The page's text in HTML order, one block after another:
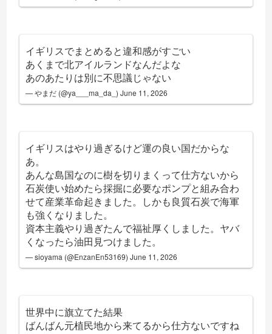
イギリスでまとめると違和感がすごい
あくまで北アイルランドなんだよな
あのあたりは別に不思議じゃない
— やまだ (@ya___ma_da_)June 11, 2026
イギリスはやり過ぎるけど運の良い国だからな
あ。
あんな島国なのに樹を切りまくって仕方ないから
石炭使い始めたら採掘に必要なポンプと組み合わ
せて産業革命起きました。しかも良質石炭で海軍
も強くなりました。
資本主義やり過ぎたんで福祉厚くしました。ヤバ
くなったら油田見つけました。
— sioyama (@EnzanEn53169)June 11, 2026
世界中に旗立てた結果
ばんばん元植民地から来てるから仕方ないですね